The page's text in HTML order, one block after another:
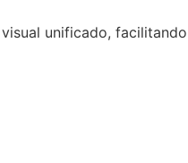
unificado, facilitando